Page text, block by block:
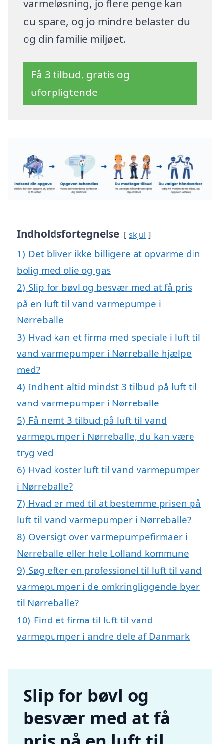
varmeløsning, jo flere penge kan
du spare, og jo mindre belaster du
og din familie miljøet.
Få 3 tilbud, gratis og
uforpligtende
Indholdsfortegnelse skjul
1) Det bliver ikke billigere at opvarme din
bolig med olie og gas
2) Slip for bøvl og besvær med at få pris
på en luft til vand varmepumpe i
Nørreballe
3) Hvad kan et firma med speciale i luft til
vand varmepumper i Nørreballe hjælpe
med?
4) Indhent altid mindst 3 tilbud på luft til
vand varmepumper i Nørreballe
5) Få nemt 3 tilbud på luft til vand
varmepumper i Nørreballe, du kan være
tryg ved
6) Hvad koster luft til vand varmepumper
i Nørreballe?
7) Hvad er med til at bestemme prisen på
luft til vand varmepumper i Nørreballe?
8) Oversigt over varmepumpefirmaer i
Nørreballe eller hele Lolland kommune
9) Søg efter en professionel til luft til vand
varmepumper i de omkringliggende byer
til Nørreballe?
10) Find et firma til luft til vand
varmepumper i andre dele af Danmark
Slip for bøvl og
besvær med at få